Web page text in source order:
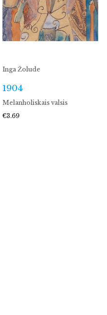
Inga Žolude
1904
Melanholiskais valsis
€3.69